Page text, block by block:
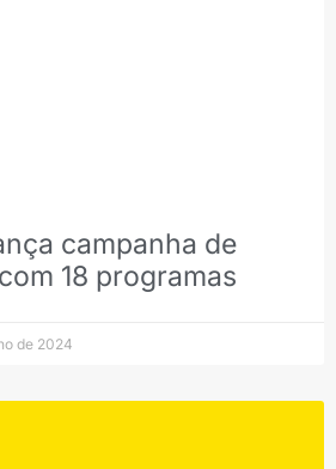
campanha de
18 programas
de 2024